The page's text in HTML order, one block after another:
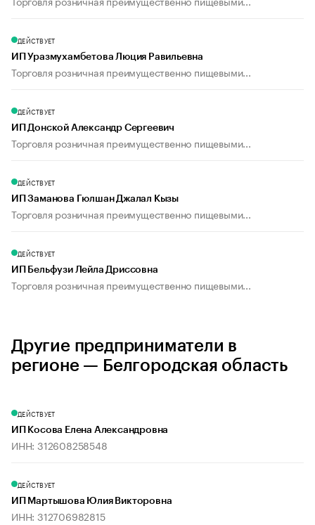
ДЕЙСТВУЕТ
ИП Уразмухамбетова Люция Равильевна
Торговля розничная преимущественно пищевыми...
ДЕЙСТВУЕТ
ИП Донской Александр Сергеевич
Торговля розничная преимущественно пищевыми...
ДЕЙСТВУЕТ
ИП Заманова Гюлшан Джалал Кызы
Торговля розничная преимущественно пищевыми...
ДЕЙСТВУЕТ
ИП Бельфузи Лейла Дриссовна
Торговля розничная преимущественно пищевыми...
Другие предприниматели в
регионе — Белгородская область
ДЕЙСТВУЕТ
ИП Косова Елена Александровна
ИНН: 312608258548
ДЕЙСТВУЕТ
ИП Мартышова Юлия Викторовна
ИНН: 312706982815